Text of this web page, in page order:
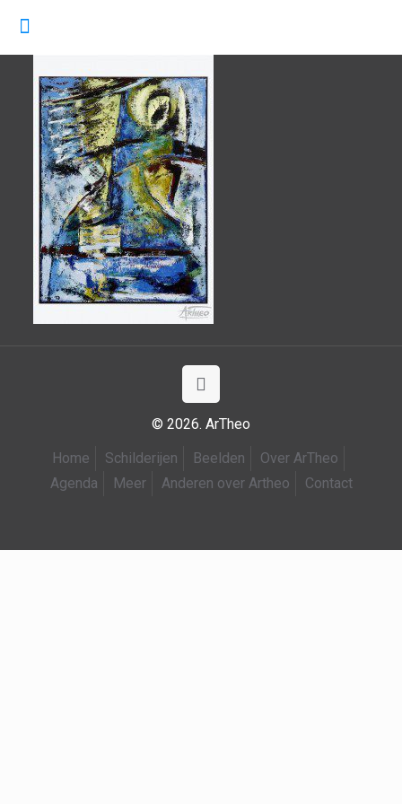
© 2026. ArTheo
Home
Schilderijen Beelden
Over ArTheo
Agenda
Meer Anderen over Artheo Contact